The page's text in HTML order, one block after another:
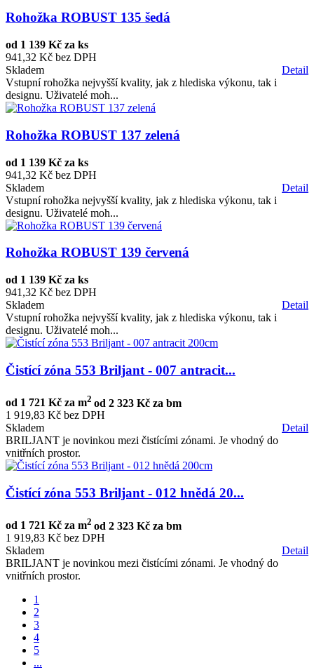
Rohožka ROBUST 135 šedá
od 1 139 Kč za ks
941,32 Kč bez DPH
Detail
Skladem
Vstupní rohožka nejvyšší kvality, jak z hlediska výkonu, tak i
designu. Uživatelé moh...
Rohožka ROBUST 137 zelená
od 1 139 Kč za ks
941,32 Kč bez DPH
Detail
Skladem
Vstupní rohožka nejvyšší kvality, jak z hlediska výkonu, tak i
designu. Uživatelé moh...
Rohožka ROBUST 139 červená
od 1 139 Kč za ks
941,32 Kč bez DPH
Detail
Skladem
Vstupní rohožka nejvyšší kvality, jak z hlediska výkonu, tak i
designu. Uživatelé moh...
Čistící zóna 553 Briljant - 007 antracit...
od 1 721 Kč za m2 od 2 323 Kč za bm
1 919,83 Kč bez DPH
Detail
Skladem
BRILJANT je novinkou mezi čistícími zónami. Je vhodný do
vnitřních prostor.
Čistící zóna 553 Briljant - 012 hnědá 20...
od 1 721 Kč za m2 od 2 323 Kč za bm
1 919,83 Kč bez DPH
Detail
Skladem
BRILJANT je novinkou mezi čistícími zónami. Je vhodný do
vnitřních prostor.
1
2
3
4
5
...